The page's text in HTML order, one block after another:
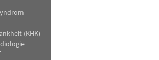
(KHK)